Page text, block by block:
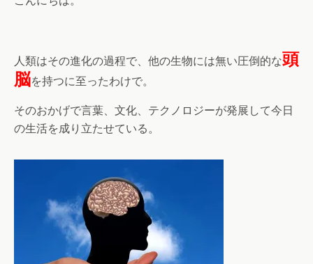
人類はその進化の過程で、他の生物には無い圧倒的な頭
脳を持つに至ったわけで。
そのおかげで言葉、文化、テクノロジーが発展して今日
の生活を成り立たせている。